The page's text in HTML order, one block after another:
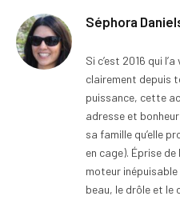
Séphora
Si c’est 2016 qui
clairement depuis
puissance, cette
adresse et
sa famille qu’elle
en cage). Éprise
moteur
beau, le drôle et le